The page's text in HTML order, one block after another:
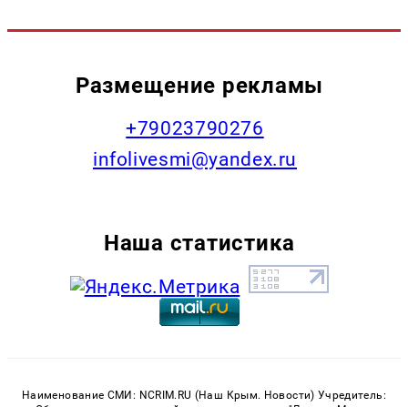
Размещение рекламы
+79023790276
infolivesmi@yandex.ru
Наша статистика
Наименование СМИ: NCRIM.RU (Наш Крым. Новости) Учредитель: